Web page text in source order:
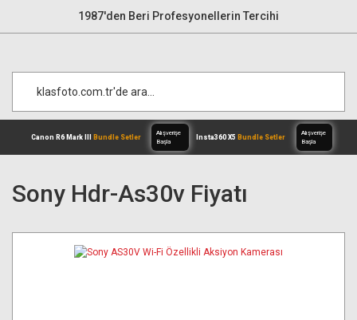
1987'den Beri Profesyonellerin Tercihi
Başla
Sony Hdr-As30v Fiyatı